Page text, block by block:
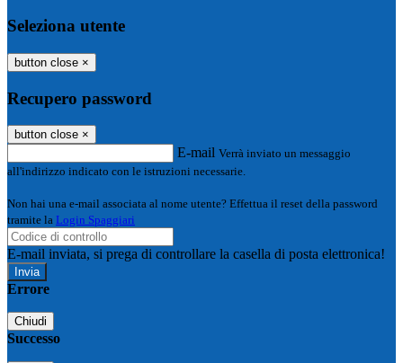
Seleziona utente
button close ×
Recupero password
button close ×
E-mail Verrà inviato un messaggio
all'indirizzo indicato con le istruzioni necessarie.
Non hai una e-mail associata al nome utente? Effettua il reset della password
tramite la Login Spaggiari
E-mail inviata, si prega di controllare la casella di posta elettronica!
Errore
Chiudi
Successo